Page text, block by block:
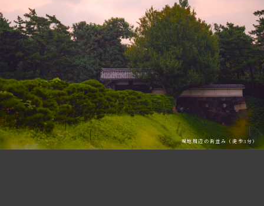
現地周辺の街並み（徒歩3分）